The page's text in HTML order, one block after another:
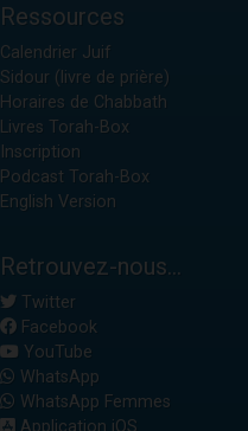
Ressources
Calendrier Juif
Sidour (livre de prière)
Horaires de Chabbath
Livres Torah-Box
Inscription
Podcast Torah-Box
English Version
Retrouvez-nous...
Twitter
Facebook
YouTube
WhatsApp
WhatsApp Femmes
Application iOS